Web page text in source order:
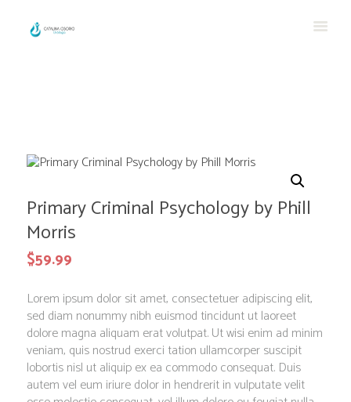
Primary Criminal Psychology by Phill
Morris
$59.99
Lorem ipsum dolor sit amet, consectetuer adipiscing elit,
sed diam nonummy nibh euismod tincidunt ut laoreet
dolore magna aliquam erat volutpat. Ut wisi enim ad minim
veniam, quis nostrud exerci tation ullamcorper suscipit
lobortis nisl ut aliquip ex ea commodo consequat. Duis
autem vel eum iriure dolor in hendrerit in vulputate velit